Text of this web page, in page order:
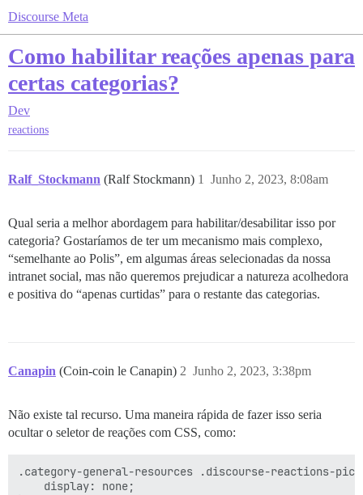
Discourse Meta
Como habilitar reações apenas para
certas categorias?
Dev
reactions
Ralf_Stockmann (Ralf Stockmann) Junho 2, 2023, 8:08am
1
Qual seria a melhor abordagem para habilitar/desabilitar isso por
categoria? Gostaríamos de ter um mecanismo mais complexo,
“semelhante ao Polis”, em algumas áreas selecionadas da nossa
intranet social, mas não queremos prejudicar a natureza acolhedora
e positiva do “apenas curtidas” para o restante das categorias.
Canapin (Coin-coin le Canapin) Junho 2, 2023, 3:38pm
2
Não existe tal recurso. Uma maneira rápida de fazer isso seria
ocultar o seletor de reações com CSS, como:
.category-general-resources .discourse-reactions-
    display: none;